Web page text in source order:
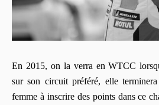
En 2015, on la verra en WTCC
sur son circuit préféré, elle
femme à inscrire des points dans ce